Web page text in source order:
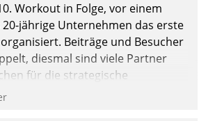
Workout in Folge, vor einem
20-jährige Unternehmen das erste
Beiträge und Besucher
diesmal sind viele Partner
für die strategische
Kunden.